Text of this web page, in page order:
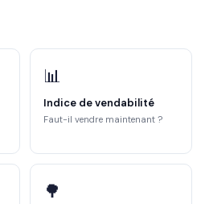
📊
Indice de vendabilité
Faut-il vendre maintenant ?
🌳